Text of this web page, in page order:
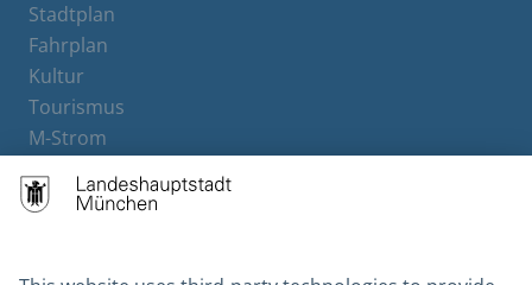
Stadtplan
Fahrplan
Kultur
Tourismus
M-Strom
Hotels